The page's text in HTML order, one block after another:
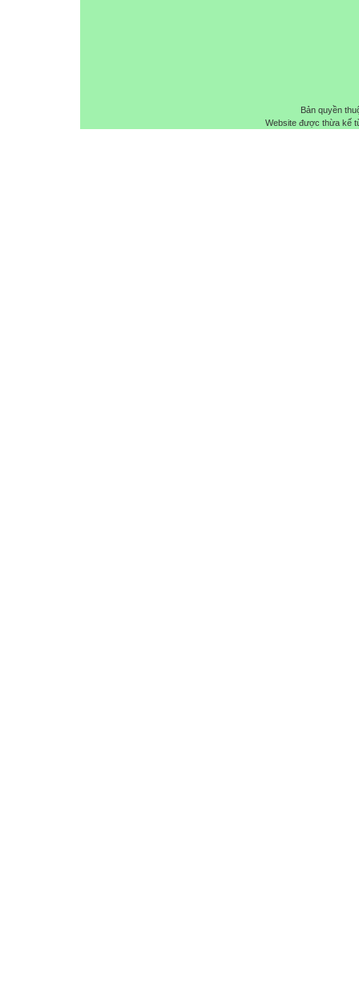
Bản quyền
Website được thừa kế